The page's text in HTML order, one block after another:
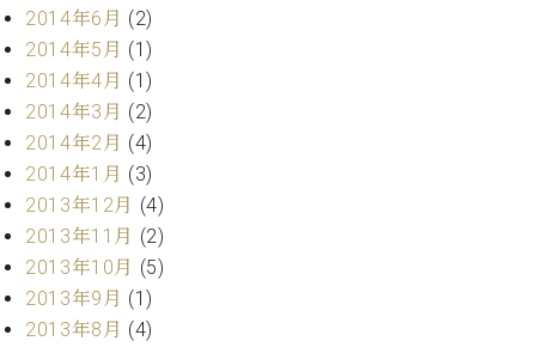
房
ブ
ロ
グ
ア
ク
ス
お
問
い
合
2014年6月 (2)
2014年5月 (1)
2014年4月 (1)
2014年3月 (2)
2014年2月 (4)
2014年1月 (3)
2013年12月 (4)
2013年11月 (2)
2013年10月 (5)
2013年9月 (1)
2013年8月 (4)